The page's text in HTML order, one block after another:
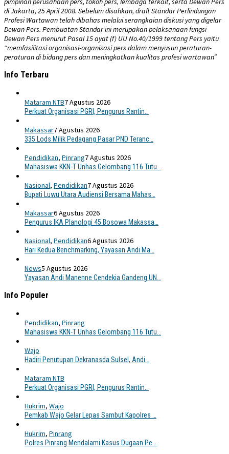
di Jakarta, 25 April 2008. Sebelum disahkan, draft Standar Perlindungan
Profesi Wartawan telah dibahas melalui serangkaian diskusi yang digelar
Dewan Pers. Pembuatan Standar ini merupakan pelaksanaan fungsi
Dewan Pers menurut Pasal 15 ayat (f) UU No.40/1999 tentang Pers yaitu
“memfasilitasi organisasi-organisasi pers dalam menyusun peraturan-
peraturan di bidang pers dan meningkatkan kualitas profesi wartawan”
Info Terbaru
Mataram NTB7 Agustus 2026
Perkuat Organisasi PGRI, Pengurus Rantin…
Makassar7 Agustus 2026
335 Lods Milik Pedagang Pasar PND Teranc…
Pendidikan, Pinrang7 Agustus 2026
Mahasiswa KKN-T Unhas Gelombang 116 Tutu…
Nasional, Pendidikan7 Agustus 2026
Bupati Luwu Utara Audiensi Bersama Mahas…
Makassar6 Agustus 2026
Pengurus IKA Planologi 45 Bosowa Makassa…
Nasional, Pendidikan6 Agustus 2026
Hari Kedua Benchmarking, Yayasan Andi Ma…
News5 Agustus 2026
Yayasan Andi Manenne Cendekia Gandeng UN…
Info Populer
Pendidikan, Pinrang
Mahasiswa KKN-T Unhas Gelombang 116 Tutu…
Wajo
Hadiri Penutupan Dekranasda Sulsel, Andi…
Mataram NTB
Perkuat Organisasi PGRI, Pengurus Rantin…
Hukrim, Wajo
Pemkab Wajo Gelar Lepas Sambut Kapolres …
Hukrim, Pinrang
Polres Pinrang Mendalami Kasus Dugaan Pe…